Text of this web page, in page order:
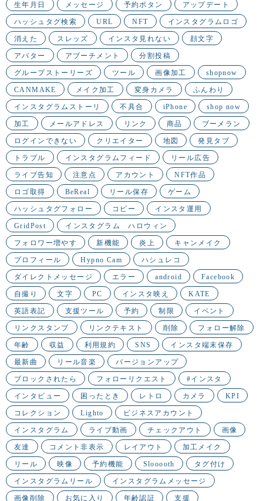
生年月日 メッセージ 予約ボタン アップデート
ハッシュタグ検索 URL NFT インスタグラムロゴ
消えた スレッズ インスタ見れない 顔文字
アバター アブーチメント 分割投稿
グループストーリーズ ツール 画像加工 shopnow
CANMAKE メイク加工 変身カメラ ふんわり
インスタグラムストーリ 不具合 iPhone shop now
加工 メールアドレス リンク 商品 ブーメラン
ログインできない クリエイター 地図 発見タブ
トラブル インスタグラムフィード リール広告
ライブ告知 注意点 アカウント NFT作品
ロゴ取得 BeReal リール保存 ゲーム
ハッシュタグフォロー コピー インスタ運用
GridPost インスタグラム ハロウィン
フォロワー増やす 新機能 炎上 キャンメイク
プロフィール Hypno Cam ハシュレコ
ダイレクトメッセージ エラー android Facebook
自撮り 文字 PC インスタ映え KATE
英語表記 支援ツール 予約 制限 イベント
リンクスタンプ リンクテキスト 削除 フォロー解除
年齢 収益 利用規約 SNS インスタ端末保存
最新曲 リール音楽 バージョンアップ
ブロックされたら フォローリクエスト #インスタ
インタビュー 困ったとき レトロ カメラ KPI
コレクション Lighto ビジネスアカウント
インスタグラム ライブ動画 チェックアウト 画像
友達 コメント非表示 レイアウト 加工メイク
リール 映像 予約機能 Slooooth タグ付け
インスタグラムリール インスタグラムメッセージ
画像削除 お気に入り 年齢認証 支援